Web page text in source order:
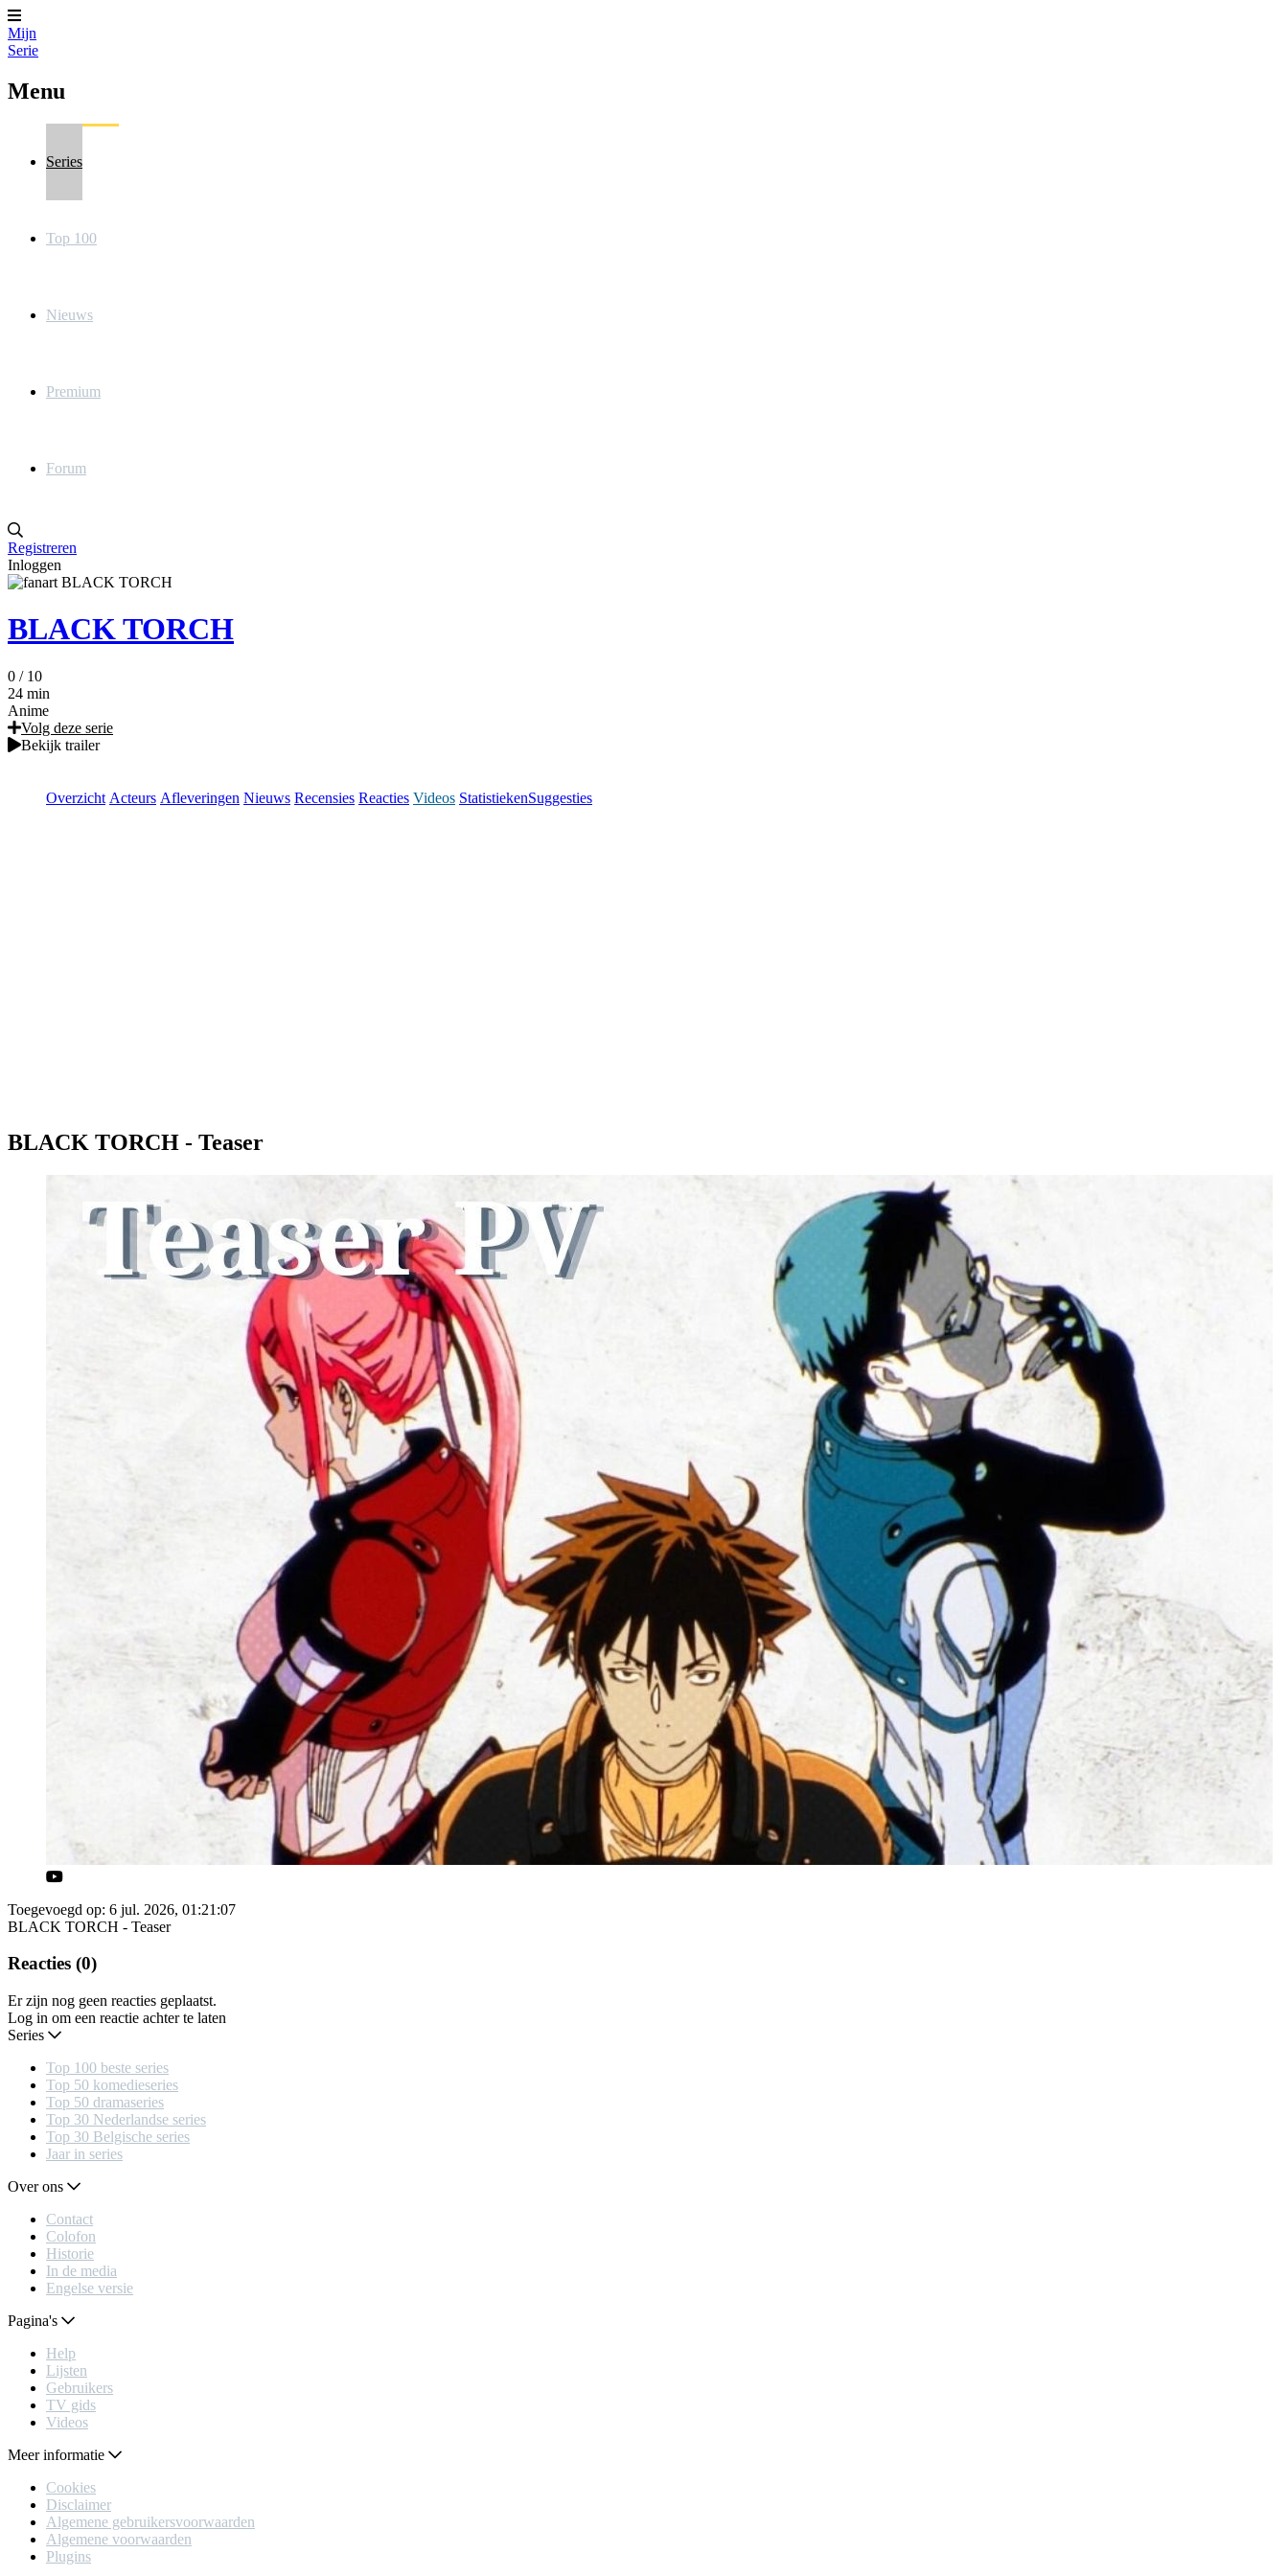
Mijn
Serie
Menu
Series
Top 100
Nieuws
Premium
Forum
Registreren
Inloggen
BLACK TORCH
0 / 10
24 min
Anime
Volg deze serie
Bekijk trailer
Overzicht Acteurs Afleveringen Nieuws Recensies Reacties Videos StatistiekenSuggesties
BLACK TORCH - Teaser
Toegevoegd op: 6 jul. 2026, 01:21:07
BLACK TORCH - Teaser
Reacties (0)
Er zijn nog geen reacties geplaatst.
Log in om een reactie achter te laten
Series
Top 100 beste series
Top 50 komedieseries
Top 50 dramaseries
Top 30 Nederlandse series
Top 30 Belgische series
Jaar in series
Over ons
Contact
Colofon
Historie
In de media
Engelse versie
Pagina's
Help
Lijsten
Gebruikers
TV gids
Videos
Meer informatie
Cookies
Disclaimer
Algemene gebruikersvoorwaarden
Algemene voorwaarden
Plugins